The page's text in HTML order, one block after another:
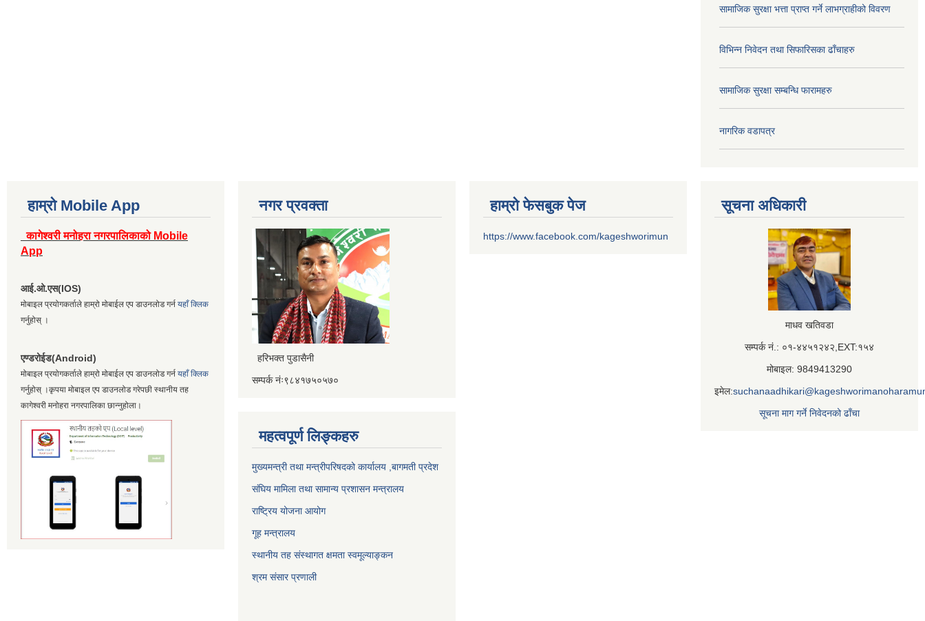
सामाजिक सुरक्षा भत्ता प्राप्त गर्ने लाभग्राहीको विवरण
विभिन्न निवेदन तथा सिफारिसका ढाँचाहरु
सामाजिक सुरक्षा सम्बन्धि फारामहरु
नागरिक वडापत्र
हाम्रो Mobile App
कागेश्वरी मनोहरा नगरपालिकाको Mobile
App
आई.ओ.एस(IOS)
मोबाइल प्रयोगकर्ताले हाम्रो मोबाईल एप डाउनलोड गर्न यहाँ क्लिक
गर्नुहोस् ।
एण्डरोईड(Android)
मोबाइल प्रयोगकर्ताले हाम्रो मोबाईल एप डाउनलोड गर्न यहाँ क्लिक
गर्नुहोस् ।कृपया मोबाइल एप डाउनलोड गरेपछी स्थानीय तह
कागेश्वरी मनोहरा नगरपालिका छान्नुहोला।
नगर प्रवक्ता
हरिभक्त पुडासैनी
सम्पर्क नंः९८४१७५०५७०
महत्वपूर्ण लिङ्कहरु
मुख्यमन्त्री तथा मन्त्रीपरिषदको कार्यालय ,बागमती प्रदेश
संघिय मामिला तथा सामान्य प्रशासन मन्त्रालय
राष्ट्रिय योजना आयोग
गूह मन्त्रालय
स्थानीय तह संस्थागत क्षमता स्वमूल्याङ्कन
श्रम संसार प्रणाली
हाम्रो फेसबुक पेज
https://www.facebook.com/kageshworimun
सूचना अधिकारी
माधव खतिवडा
सम्पर्क नं.: ०१-४४५१२४२,EXT:१५४
मोबाइल: 9849413290
इमेल:
सूचना माग गर्ने निवेदनको ढाँचा